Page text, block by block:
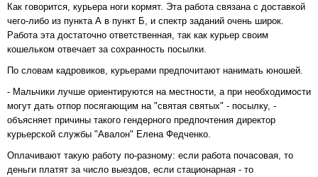
Как говорится, курьера ноги кормят. Эта работа связана с доставкой
чего-либо из пункта А в пункт Б, и спектр заданий очень широк.
Работа эта достаточно ответственная, так как курьер своим
кошельком отвечает за сохранность посылки.
По словам кадровиков, курьерами предпочитают нанимать юношей.
- Мальчики лучше ориентируются на местности, а при необходимости
могут дать отпор посягающим на "святая святых" - посылку, -
объясняет причины такого гендерного предпочтения директор
курьерской службы "Авалон" Елена Федченко.
Оплачивают такую работу по-разному: если работа почасовая, то
деньги платят за число выездов, если стационарная - то